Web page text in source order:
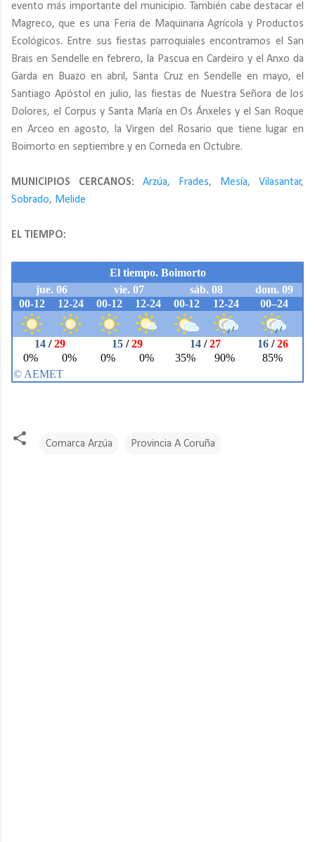
evento más importante del municipio. También cabe destacar el
Magreco, que es una Feria de Maquinaria Agrícola y Productos
Ecológicos. Entre sus fiestas parroquiales encontramos el San
Brais en Sendelle en febrero, la Pascua en Cardeiro y el Anxo da
Garda en Buazo en abril, Santa Cruz en Sendelle en mayo, el
Santiago Apóstol en julio, las fiestas de Nuestra Señora de los
Dolores, el Corpus y Santa María en Os Ánxeles y el San Roque
en Arceo en agosto, la Virgen del Rosario que tiene lugar en
Boimorto en septiembre y en Corneda en Octubre.
MUNICIPIOS CERCANOS: Arzúa, Frades, Mesía, Vilasantar,
Sobrado, Melide
EL TIEMPO:
Comarca Arzúa Provincia A Coruña